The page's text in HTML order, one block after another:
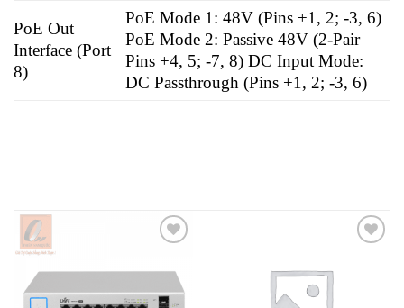
PoE Out
Interface (Port
8)
PoE Mode 1: 48V (Pins +1, 2; -3, 6)
PoE Mode 2: Passive 48V (2-Pair
Pins +4, 5; -7, 8) DC Input Mode:
DC Passthrough (Pins +1, 2; -3, 6)
Add to
wishlist